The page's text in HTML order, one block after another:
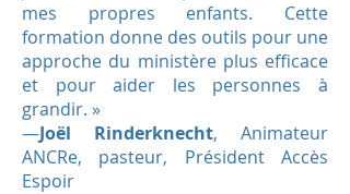
mes propres enfants. Cette
formation donne des outils pour une
approche du ministère plus efficace
et pour aider les personnes à
grandir. »
—Joël Rinderknecht, Animateur
ANCRe, pasteur, Président Accès
Espoir